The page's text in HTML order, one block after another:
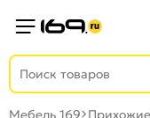
Мебель 169 Прихожие